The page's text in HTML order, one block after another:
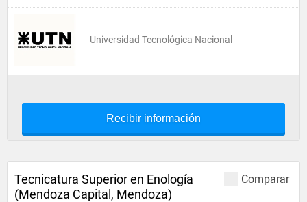
Universidad Tecnológica Nacional
Recibir información
Comparar
Tecnicatura Superior en Enología
(Mendoza Capital, Mendoza)